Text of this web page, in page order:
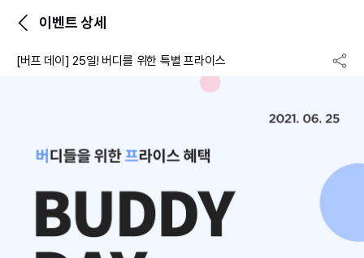
이벤트 상세
[버프 데이] 25일! 버디를 위한 특별 프라이스